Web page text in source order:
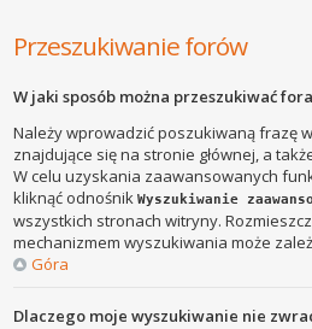
Przeszukiwanie forów
W jaki sposób można przeszukiwać
Należy wprowadzić poszukiwaną frazę
znajdujące się na stronie głównej, a
W celu uzyskania zaawansowanych
kliknąć odnośnikWyszukiwanie
wszystkich stronach witryny.
mechanizmem wyszukiwania może
Góra
Dlaczego moje wyszukiwanie nie